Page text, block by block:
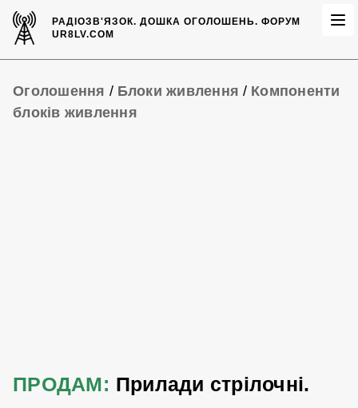
РАДІОЗВ'ЯЗОК.ДОШКА ОГОЛОШЕНЬ. ФОРУМ
UR8LV.COM
Оголошення / Блоки живлення / Компоненти
блоків живлення
ПРОДАМ: Прилади стрілочні.